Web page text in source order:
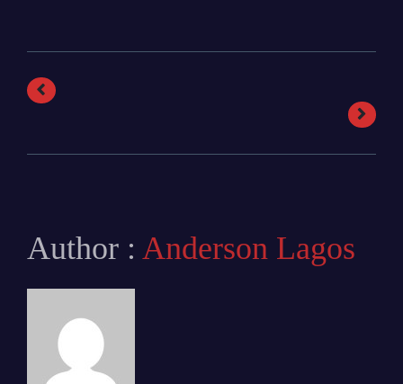
Author : Anderson Lagos